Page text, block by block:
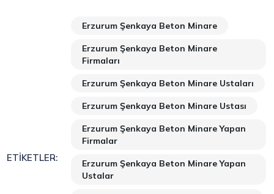
ETIKETLER:
Erzurum Şenkaya Beton Minare
Erzurum Şenkaya Beton Minare
Firmaları
Erzurum Şenkaya Beton Minare Ustaları
Erzurum Şenkaya Beton Minare Ustası
Erzurum Şenkaya Beton Minare Yapan
Firmalar
Erzurum Şenkaya Beton Minare Yapan
Ustalar